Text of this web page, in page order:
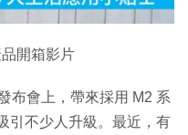
開箱影片
布會上，帶來採用 M2 系
引不少人升級。最近，有